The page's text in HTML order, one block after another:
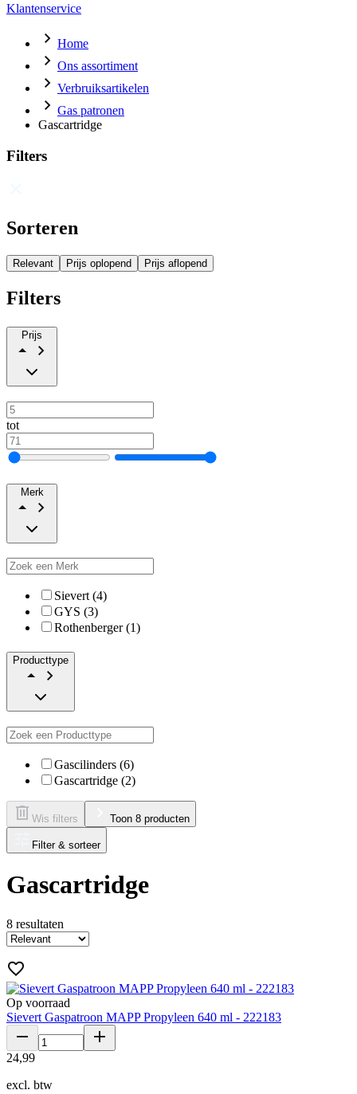
Klantenservice
Home
Ons assortiment
Verbruiksartikelen
Gas patronen
Gascartridge
Filters
Sorteren
Relevant Prijs oplopend Prijs aflopend
Filters
Prijs
tot
Merk
Sievert (4)
GYS (3)
Rothenberger (1)
Producttype
Gascilinders (6)
Gascartridge (2)
Wis filters Toon 8 producten
Filter & sorteer
Gascartridge
8 resultaten
Op voorraad
Sievert Gaspatroon MAPP Propyleen 640 ml - 222183
24,99
excl. btw